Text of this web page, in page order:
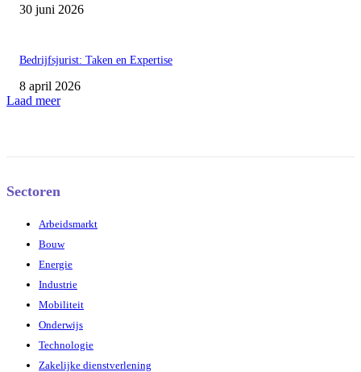
30 juni 2026
Bedrijfsjurist: Taken en Expertise
8 april 2026
Laad meer
Sectoren
Arbeidsmarkt
Bouw
Energie
Industrie
Mobiliteit
Onderwijs
Technologie
Zakelijke dienstverlening